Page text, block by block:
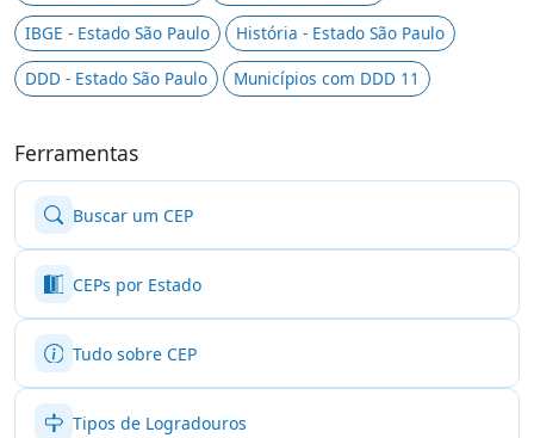
IBGE - Estado São Paulo
História - Estado São Paulo
DDD - Estado São Paulo
Municípios com DDD 11
Ferramentas
Buscar um CEP
CEPs por Estado
Tudo sobre CEP
Tipos de Logradouros